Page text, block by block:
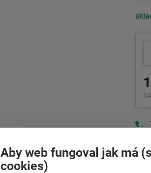
Doprava
Aby web fungoval jak má
cookies)